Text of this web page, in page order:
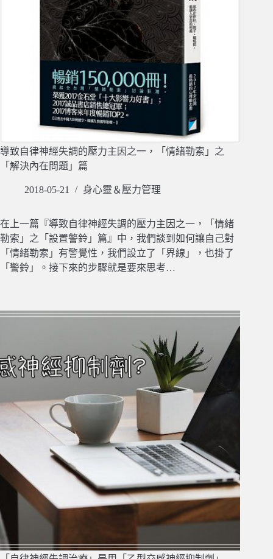
導致自律神經失調的壓力主因之一，「情緒勒索」之
「解決內在問題」篇
2018-05-21 身心靈＆壓力管理
在上一篇『導致自律神經失調的壓力主因之一，「情緒
勒索」之「設置警鈴」篇』中，我們談到如何讓自己對
「情緒勒索」有警覺性，我們設立了「界線」，也掛了
「警鈴」。接下來的步驟就是要來思考…